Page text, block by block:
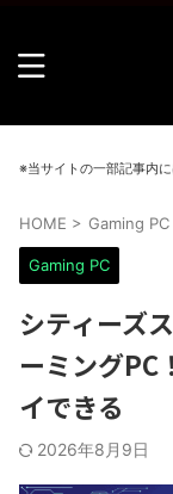
※当サイトの一部記事内
HOME > Gaming PC
Gaming PC
シティーズ
ーミングPC
イできる
2026年8月9日